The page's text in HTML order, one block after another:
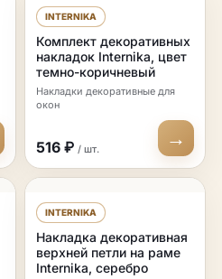
INTERNIKA
Комплект декоративных
накладок Internika, цвет
темно-коричневый
Накладки декоративные для
окон
516 ₽ / шт. →
INTERNIKA
Накладка декоративная
верхней петли на раме
Internika, серебро